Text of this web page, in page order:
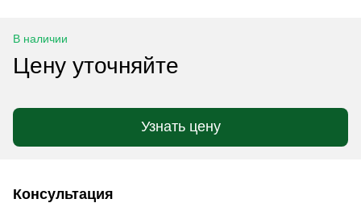
В наличии
Цену уточняйте
Узнать цену
Консультация